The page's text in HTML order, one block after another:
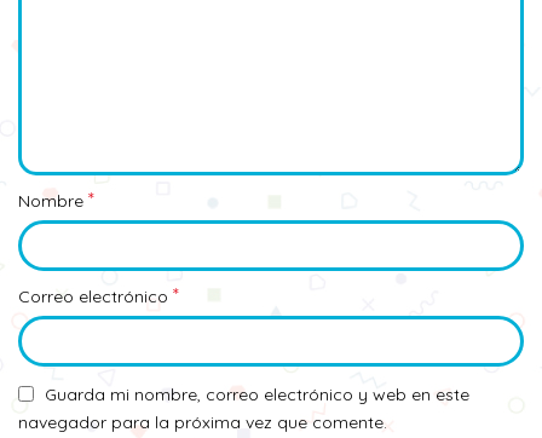
Nombre *
Correo electrónico *
Guarda mi nombre, correo electrónico y web en este
navegador para la próxima vez que comente.